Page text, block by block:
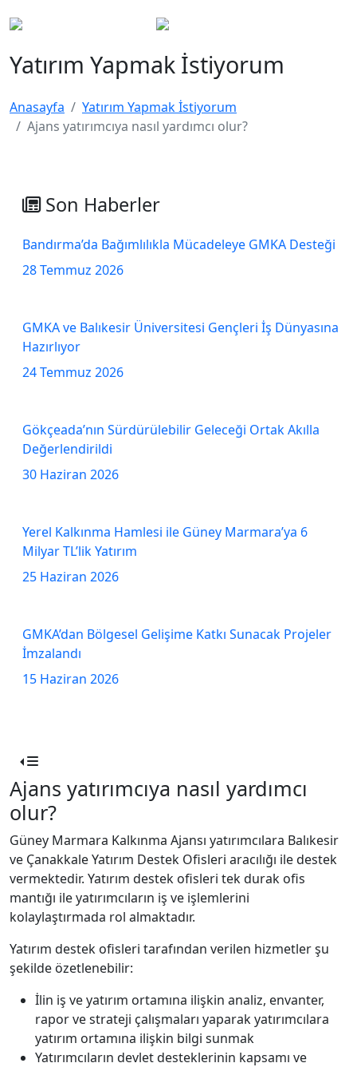
Yatırım Yapmak İstiyorum
Anasayfa
Yatırım Yapmak İstiyorum
Ajans yatırımcıya nasıl yardımcı olur?
Son Haberler
Bandırma’da Bağımlılıkla Mücadeleye GMKA Desteği
28 Temmuz 2026
GMKA ve Balıkesir Üniversitesi Gençleri İş Dünyasına
Hazırlıyor
24 Temmuz 2026
Gökçeada’nın Sürdürülebilir Geleceği Ortak Akılla
Değerlendirildi
30 Haziran 2026
Yerel Kalkınma Hamlesi ile Güney Marmara’ya 6
Milyar TL’lik Yatırım
25 Haziran 2026
GMKA’dan Bölgesel Gelişime Katkı Sunacak Projeler
İmzalandı
15 Haziran 2026
Ajans yatırımcıya nasıl yardımcı
olur?
Güney Marmara Kalkınma Ajansı yatırımcılara Balıkesir
ve Çanakkale Yatırım Destek Ofisleri aracılığı ile destek
vermektedir. Yatırım destek ofisleri tek durak ofis
mantığı ile yatırımcıların iş ve işlemlerini
kolaylaştırmada rol almaktadır.
Yatırım destek ofisleri tarafından verilen hizmetler şu
şekilde özetlenebilir:
İlin iş ve yatırım ortamına ilişkin analiz, envanter,
rapor ve strateji çalışmaları yaparak yatırımcılara
yatırım ortamına ilişkin bilgi sunmak
Yatırımcıların devlet desteklerinin kapsamı ve